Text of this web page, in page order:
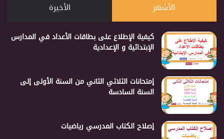
الأشهر الأخيرة
كيفية الإطلاع على بطاقات الأعداد في المدارس
الإبتدائية و الإعدادية
إمتحانات الثلاثي الثاني من السنة الأولى إلى
السنة السادسة
إصلاح الكتاب المدرسي رياضيات